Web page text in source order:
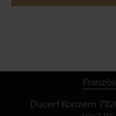
Ducerf Konzern